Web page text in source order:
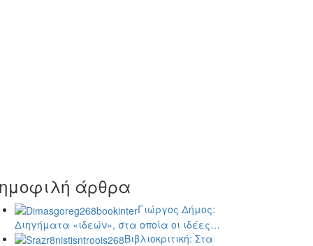
άρθρα
Γιώργος Δήμος:
Διηγήματα «ιδεών», στα οποία οι ιδέες…
Βιβλιοκριτική: Στα